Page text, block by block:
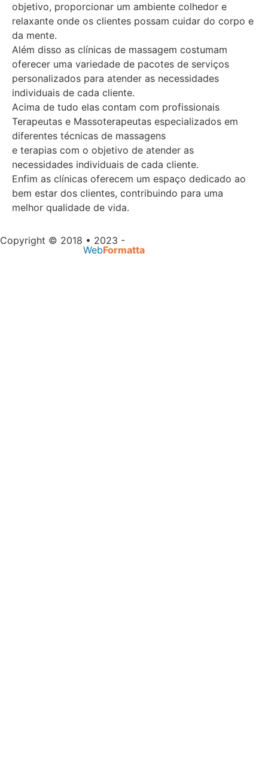
objetivo, proporcionar um ambiente colhedor e
relaxante onde os clientes possam cuidar do corpo e
da mente.
Além disso as clínicas de massagem costumam
oferecer uma variedade de pacotes de serviços
personalizados para atender as necessidades
individuais de cada cliente.
Acima de tudo elas contam com profissionais
Terapeutas e Massoterapeutas especializados em
diferentes técnicas de massagens
e terapias com o objetivo de atender as
necessidades individuais de cada cliente.
Enfim as clínicas oferecem um espaço dedicado ao
bem estar dos clientes, contribuindo para uma
melhor qualidade de vida.
Copyright © 2018 • 2023 -
Desenvolvido por
WebFormatta